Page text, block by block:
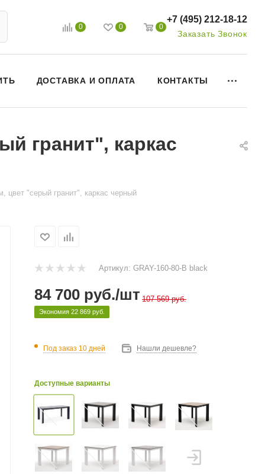
0 0 0
+7 (495) 212-18-12
Заказать Звонок
ДОСТАВКА И ОПЛАТА КОНТАКТЫ
гранит", каркас
цвет "серый гранит", каркас черный
Артикул: GRAY-160-80-B black
84 700 руб./шт 107 569руб.
Экономия 22 869 руб.
Под заказ 10 дней Нашли дешевле?
Доступные варианты